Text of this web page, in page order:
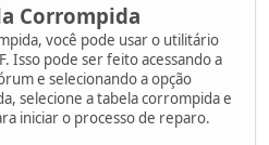
Corrompida
você pode usar o utilitário
Isso pode ser feito acessando a
e selecionando a opção
selecione a tabela corrompida e
iniciar o processo de reparo.